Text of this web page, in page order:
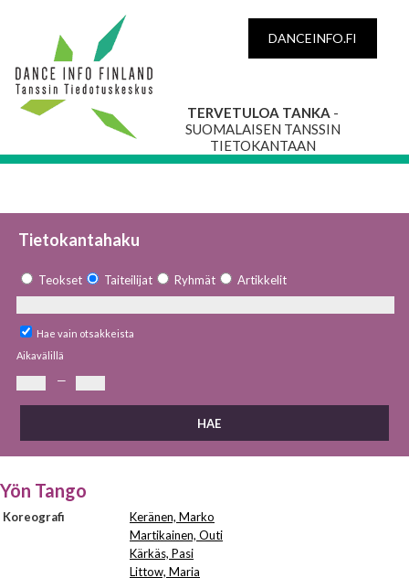
DANCEINFO.FI
TERVETULOA TANKA -
SUOMALAISEN TANSSIN
TIETOKANTAAN
Tietokantahaku
Teokset Taiteilijat Ryhmät Artikkelit
Hae vain otsakkeista
Aikavälillä
—
Yön Tango
Koreografi
Keränen, Marko
Martikainen, Outi
Kärkäs, Pasi
Littow, Maria